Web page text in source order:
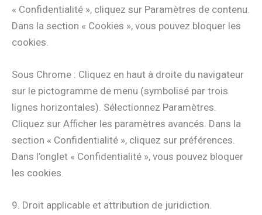
« Confidentialité », cliquez sur Paramètres de contenu.
Dans la section « Cookies », vous pouvez bloquer les
cookies.
Sous Chrome : Cliquez en haut à droite du navigateur
sur le pictogramme de menu (symbolisé par trois
lignes horizontales). Sélectionnez Paramètres.
Cliquez sur Afficher les paramètres avancés. Dans la
section « Confidentialité », cliquez sur préférences.
Dans l’onglet « Confidentialité », vous pouvez bloquer
les cookies.
9. Droit applicable et attribution de juridiction.